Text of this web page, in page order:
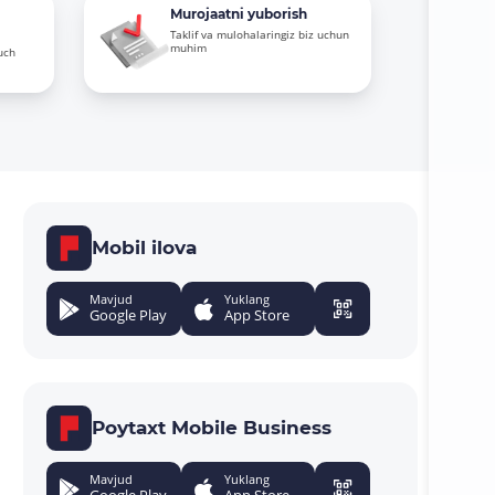
Murojaatni yuborish
Taklif va mulohalaringiz biz uchun
muhim
Mobil ilova
Mavjud
Google Play
Yuklang
App Store
Poytaxt Mobile Business
Mavjud Yuklang